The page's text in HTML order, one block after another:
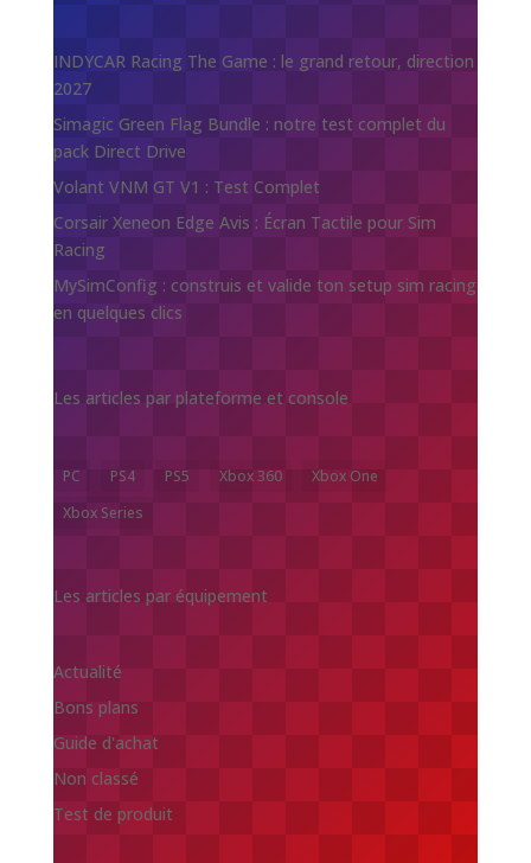
INDYCAR Racing The Game : le grand retour, direction
2027
Simagic Green Flag Bundle : notre test complet du
pack Direct Drive
Volant VNM GT V1 : Test Complet
Corsair Xeneon Edge Avis : Écran Tactile pour Sim
Racing
MySimConfig : construis et valide ton setup sim racing
en quelques clics
Les articles par plateforme et console
PC PS4 PS5 Xbox 360
Xbox One
Xbox Series
Les articles par équipement
Actualité
Bons plans
Guide d'achat
Non classé
Test de produit